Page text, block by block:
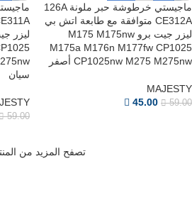
ماجيستي خرطوشة حبر ملونة 126A
CE312A متوافقة مع طابعة اتش بي
ليزر جيت برو M175 M175nw
M175a M176n M177fw CP1025
CP1025nw M275 M275nw أصفر
MAJESTY
59.00
45.00
سيان
59.00
تصفح المزيد من